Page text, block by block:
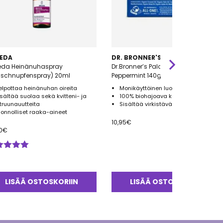
Heinänuhaspray
20ml
heinänuhan oireita
suolaa sekä kvitteni- ja
raaka-aineet
€
/ 5
LISÄÄ OSTOSKORIIN
DR. BRONNER'S
Dr.Bronner’s Palasaippua
Peppermint 140g
Monikäyttöinen luomu palasaippua
100% biohajoava kääre
Sisältää virkistävää piparminttua
10,95€
LISÄÄ OSTOSKORIIN